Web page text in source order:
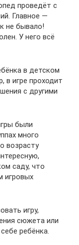
проведёт с
Главное —
не бывало!
У него всё
в детском
в игре проходит
с другими
были
много
возрасту
саду, что
игровых
игру,
сюжета или
ребёнка.